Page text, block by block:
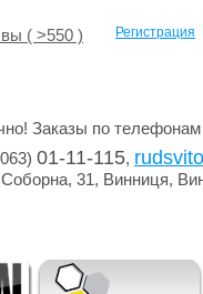
( >550 )
Регистрация
Заказы по
01-11-115,
31, Винниця,